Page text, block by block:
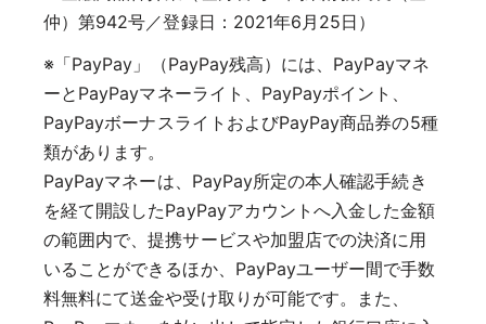
仲）第942号／登録日：2021年6月25日）
※「PayPay」（PayPay残高）には、PayPayマネ
ーとPayPayマネーライト、PayPayポイント、
PayPayボーナスライトおよびPayPay商品券の5種
類があります。
PayPayマネーは、PayPay所定の本人確認手続き
を経て開設したPayPayアカウントへ入金した金額
の範囲内で、提携サービスや加盟店での決済に用
いることができるほか、PayPayユーザー間で手数
料無料にて送金や受け取りが可能です。また、